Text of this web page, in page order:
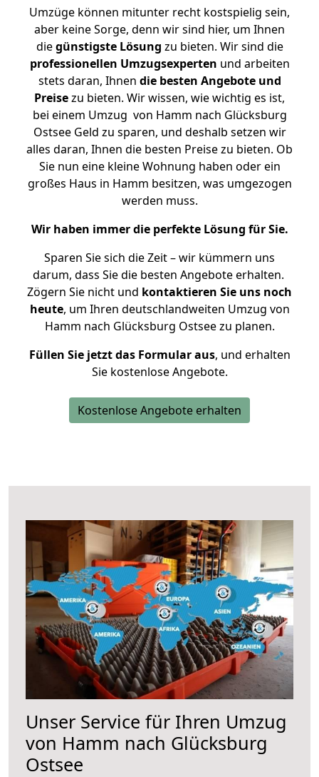
Umzüge können mitunter recht kostspielig sein,
aber keine Sorge, denn wir sind hier, um Ihnen
diegünstigste Lösung zu bieten. Wir sind die
professionellen Umzugsexperten und arbeiten
stets daran, Ihnen die besten Angebote und
Preisezu bieten. Wir wissen, wie wichtig es ist,
bei einem Umzug von Hamm nach Glücksburg
Ostsee Geld zu sparen, und deshalb setzen wir
alles daran, Ihnen die besten Preise zu bieten. Ob
Sie nun eine kleine Wohnung haben oder ein
großes Haus in Hamm besitzen, was umgezogen
werden muss.
Wir haben immer die perfekte Lösung für Sie.
Sparen Sie sich die Zeit – wir kümmern uns
darum, dass Sie die besten Angebote erhalten.
Zögern Sie nicht und kontaktieren Sie uns noch
heute, um Ihren deutschlandweiten Umzug von
Hamm nach Glücksburg Ostsee zu planen.
Füllen Sie jetzt das Formular aus, und erhalten
Sie kostenlose Angebote.
Kostenlose Angebote erhalten
Unser Service für Ihren Umzug
von Hamm nach Glücksburg
Ostsee